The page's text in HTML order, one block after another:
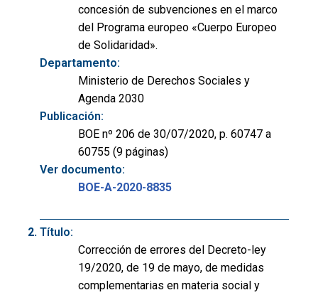
concesión de subvenciones en el marco
del Programa europeo «Cuerpo Europeo
de Solidaridad».
Departamento:
Ministerio de Derechos Sociales y
Agenda 2030
Publicación:
BOE nº 206 de 30/07/2020, p. 60747 a
60755 (9 páginas)
Ver documento:
BOE-A-2020-8835
Título:
Corrección de errores del Decreto-ley
19/2020, de 19 de mayo, de medidas
complementarias en materia social y